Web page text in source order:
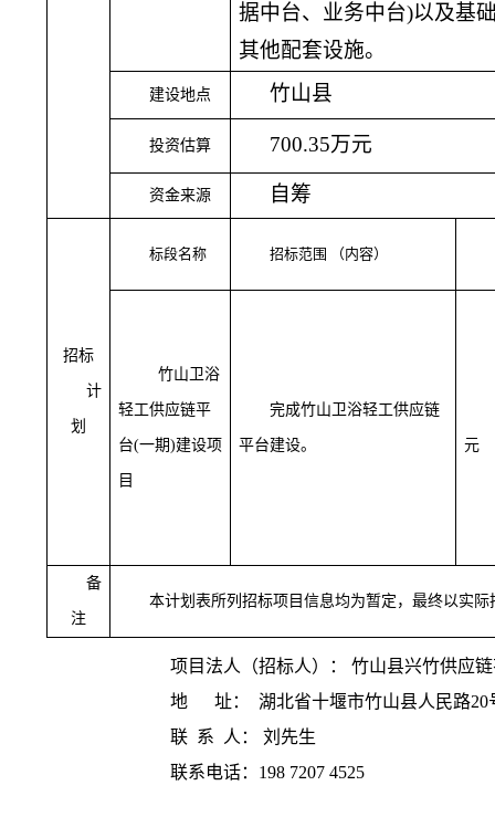
据中台、业务中台)以及基
其他配套设施。
建设地点 竹山县
投资估算 700.35万元
资金来源 自筹
招标
计
划
标段名称 招标范围 （内容）
竹山卫浴
轻工供应链平
台(一期)建设项
目
完成竹山卫浴轻工供应链
平台建设。 元
备
注
本计划表所列招标项目信息均为暂定，最终以实际
项目法人（招标人）：
竹山县兴竹供应
地
址： 湖北省十堰市竹山县人民路20
联 系 人：
刘先生
联系电话： 198 7207 4525